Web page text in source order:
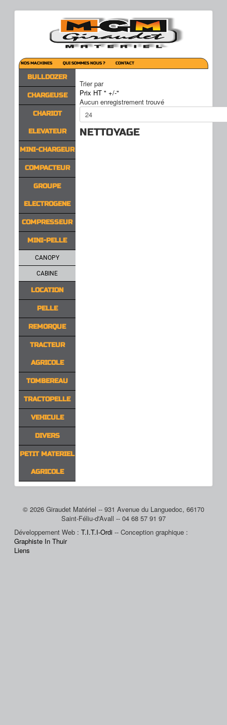
BULLDOZER
CHARGEUSE
CHARIOT
ELEVATEUR
MINI-CHARGEUR
COMPACTEUR
GROUPE
ELECTROGENE
COMPRESSEUR
MINI-PELLE
CANOPY
CABINE
LOCATION
PELLE
REMORQUE
TRACTEUR
AGRICOLE
TOMBEREAU
TRACTOPELLE
VEHICULE
DIVERS
PETIT MATERIEL
AGRICOLE
NOS MACHINES QUI SOMMES NOUS ? CONTACT
Trier par
Prix HT " +/-"
Aucun enregistrement trouvé
NETTOYAGE
© 2026 Giraudet Matériel -- 931 Avenue du Languedoc, 66170
Saint-Féliu-d'Avall -- 04 68 57 91 97
Développement Web : T.I.T.I-Ordi -- Conception graphique :
Graphiste In Thuir
Liens